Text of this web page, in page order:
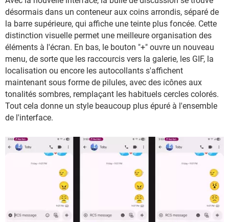
désormais dans un conteneur aux coins arrondis, séparé de
la barre supérieure, qui affiche une teinte plus foncée. Cette
distinction visuelle permet une meilleure organisation des
éléments à l'écran. En bas, le bouton "+" ouvre un nouveau
menu, de sorte que les raccourcis vers la galerie, les GIF, la
localisation ou encore les autocollants s'affichent
maintenant sous forme de pilules, avec des icônes aux
tonalités sombres, remplaçant les habituels cercles colorés.
Tout cela donne un style beaucoup plus épuré à l'ensemble
de l'interface.